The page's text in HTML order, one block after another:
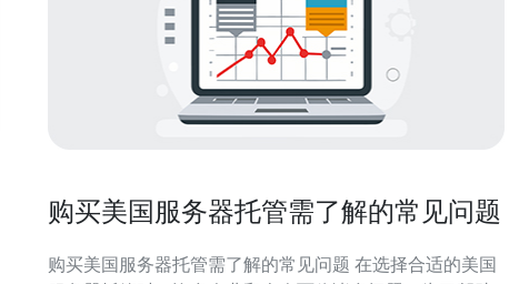
购买美国服务器托管需了解的常见问题
购买美国服务器托管需了解的常见问题 在选择合适的美国